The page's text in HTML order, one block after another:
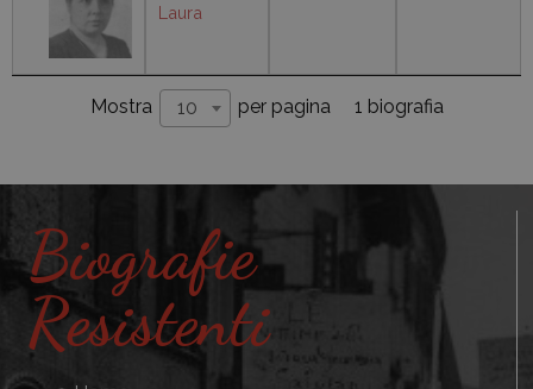
Laura
Mostra 10 per pagina 1 biografia
Biografie
Resistenti